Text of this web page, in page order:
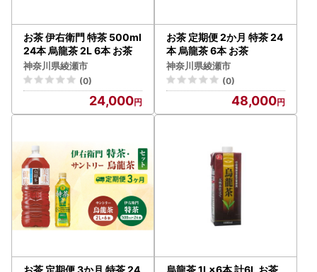
お茶 伊右衛門 特茶 500ml
24本 烏龍茶 2L 6本 お茶
神奈川県綾瀬市
(0)
24,000
お茶 定期便 2か月 特茶 24
本 烏龍茶 6本 お茶
神奈川県綾瀬市
(0)
48,000